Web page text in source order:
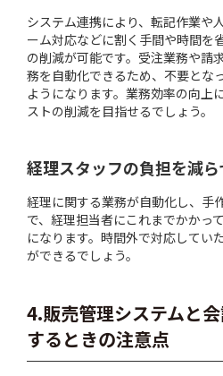
システム連携により、転記作業や
ーム対応などに割く手間や時間を
の削減が可能です。受注業務や請
務を自動化できるため、不要とな
ようになります。業務効率の向上
ストの削減を目指せるでしょう。
経理スタッフの負担を減ら
経理に関する業務が自動化し、手
で、経理担当者にこれまでかかっ
になります。時間外で対応してい
ができるでしょう。
4.販売管理システムと
するときの注意点